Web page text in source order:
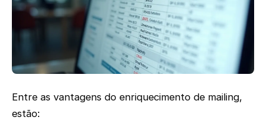
Entre as vantagens do enriquecimento de mailing,
estão: